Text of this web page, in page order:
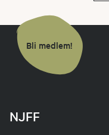
Bli medlem!
NJFF